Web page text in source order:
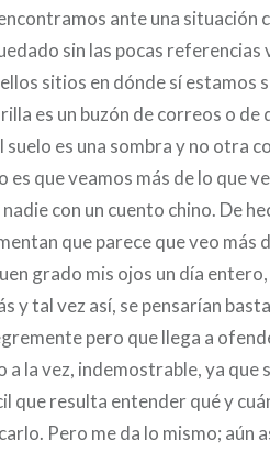
ante una situación
sin las pocas referencias
sitios en dónde sí estamos
es un buzón de correos o de
es una sombra y no otra
es que veamos más de lo que
con un cuento chino. De
que parece que veo más
grado mis ojos un día
y tal vez así, se pensarían
pero que llega a
a la vez, indemostrable, ya que
que resulta entender qué y
Pero me da lo mismo; aún